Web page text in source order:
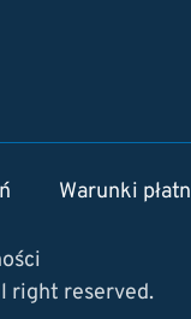
Warunki
right reserved.